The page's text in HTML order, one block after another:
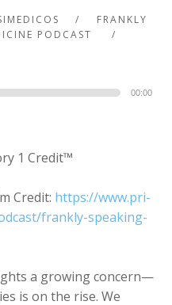
FRANKLY
PODCAST
00:00
1 Credit™
Credit: https://www.pri-
frankly-speaking-
a growing concern—
is on the rise. We